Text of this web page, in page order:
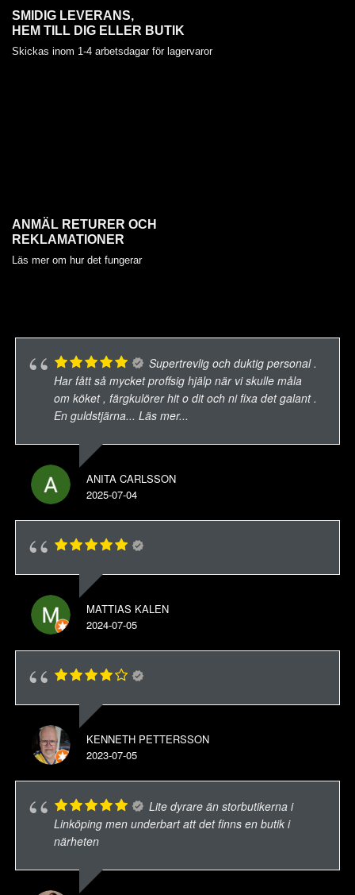
SMIDIG LEVERANS,
HEM TILL DIG ELLER BUTIK
Skickas inom 1-4 arbetsdagar för lagervaror
ANMÄL RETURER OCH
REKLAMATIONER
Läs mer om hur det fungerar
Supertrevlig och duktig personal .
Har fått så mycket proffsig hjälp när vi skulle måla
om köket , färgkulörer hit o dit och ni fixa det galant .
En guldstjärna... Läs mer...
ANITA CARLSSON
2025-07-04
MATTIAS KALEN
2024-07-05
KENNETH PETTERSSON
2023-07-05
Lite dyrare än storbutikerna i
Linköping men underbart att det finns en butik i
närheten